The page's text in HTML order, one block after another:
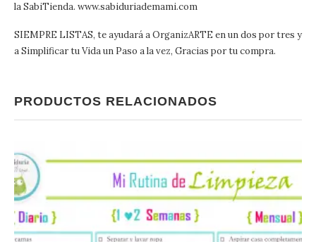
la SabiTienda. www.sabiduriademami.com
SIEMPRE LISTAS, te ayudará a OrganizARTE en un dos por tres y
a Simplificar tu Vida un Paso a la vez, Gracias por tu compra.
PRODUCTOS RELACIONADOS